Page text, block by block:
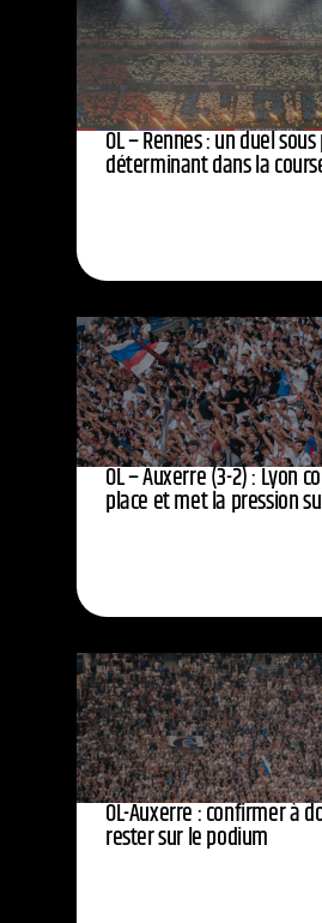
OL – Rennes : un duel
déterminant dans la
OL – Auxerre (3-2) : Lyon
place et met la pression
OL-Auxerre : confirmer à
rester sur le podium